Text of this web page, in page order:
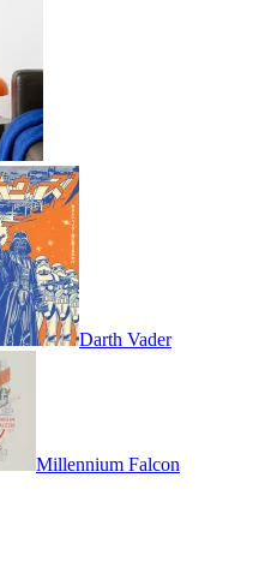
Darth Vader
Millennium Falcon